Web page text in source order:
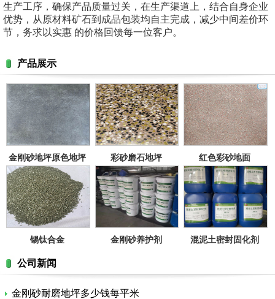
生产工序，确保产品质量过关，在生产渠道上，结合自身企业
优势，从原材料矿石到成品包装均自主完成，减少中间差价环
节，务求以实惠 的价格回馈每一位客户。
产品展示
金刚砂地坪原色地坪 彩砂磨石地坪 红色彩砂地面
锡钛合金 金刚砂养护剂 混泥土密封固化剂
公司新闻
金刚砂耐磨地坪多少钱每平米